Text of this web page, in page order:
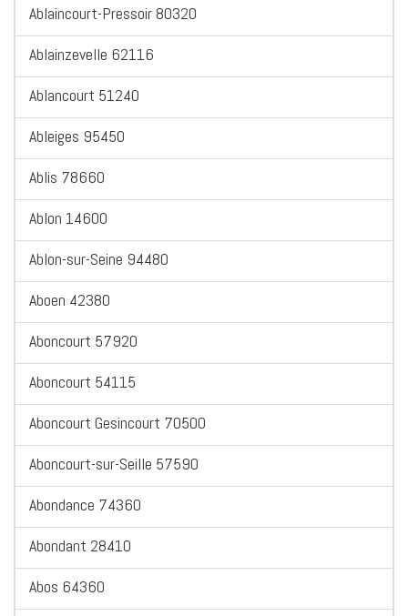
Ablaincourt-Pressoir 80320
Ablainzevelle 62116
Ablancourt 51240
Ableiges 95450
Ablis 78660
Ablon 14600
Ablon-sur-Seine 94480
Aboen 42380
Aboncourt 57920
Aboncourt 54115
Aboncourt Gesincourt 70500
Aboncourt-sur-Seille 57590
Abondance 74360
Abondant 28410
Abos 64360